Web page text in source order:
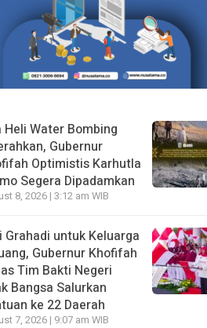
Heli Water Bombing
Gubernur
Optimistis Karhutla
Segera Dipadamkan
8, 2026 | 3:12 am WIB
Grahadi untuk Keluarga
Gubernur Khofifah
Tim Bakti Negeri
Bangsa Salurkan
ke 22 Daerah
7, 2026 | 9:07 am WIB